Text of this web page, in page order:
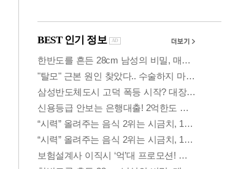
무더위 잊는 도심형 여름 축제 '2026 서울 바캉스 용산어린이정